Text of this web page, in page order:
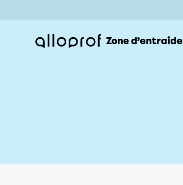
Zone d’entraide